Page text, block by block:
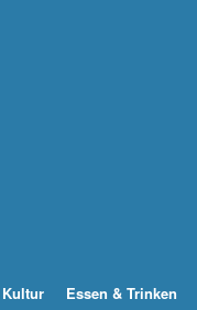
Essen & Trinken